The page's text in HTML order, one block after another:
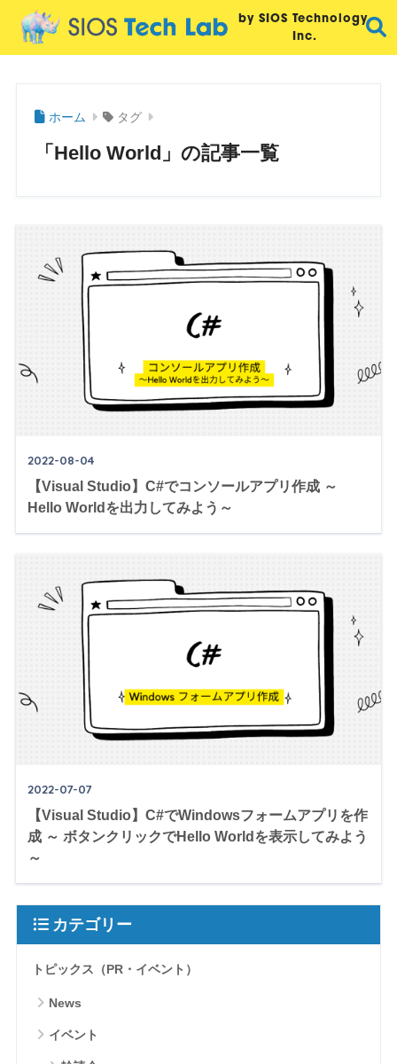
by SIOS Technology,
Inc.
ホーム タグ
「Hello World」の記事一覧
2022-08-04
【Visual Studio】C#でコンソールアプリ作成 ～
Hello Worldを出力してみよう～
2022-07-07
【Visual Studio】C#でWindowsフォームアプリを作
成 ～ ボタンクリックでHello Worldを表示してみよう
～
カテゴリー
トピックス（PR・イベント）
News
イベント